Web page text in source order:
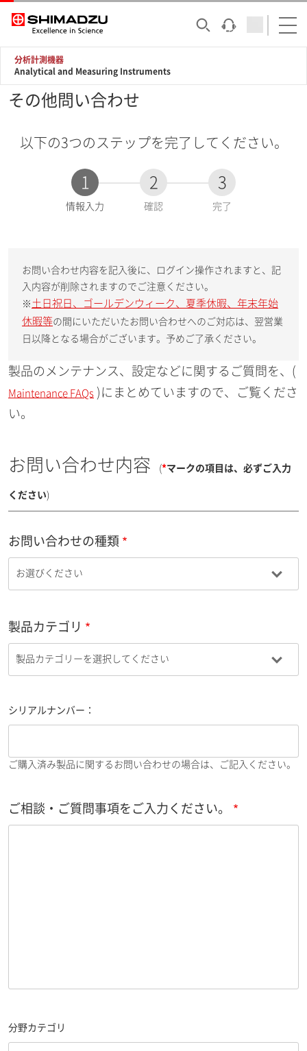
分析計測機器
Analytical and Measuring Instruments
その他問い合わせ
以下の3つのステップを完了してください。
1
現
情報入力
2
確認
3
完了
お問い合わせ内容を記入後に、ログイン操作されますと、記
入内容が削除されますのでご注意ください。
※ 土日祝日、ゴールデンウィーク、夏季休暇、年末年始
休暇等の間にいただいたお問い合わせへのご対応は、翌営業
日以降となる場合がございます。予めご了承ください。
製品のメンテナンス、設定などに関するご質問を、(
Maintenance FAQs )にまとめていますので、ご覧くださ
い。
お問い合わせ内容 (*マークの項目は、必ずご入力
ください)
お問い合わせの種類
製品カテゴリ
シリアルナンバー：
ご購入済み製品に関するお問い合わせの場合は、ご記入ください。
ご相談・ご質問事項をご入力ください。
分野カテゴリ